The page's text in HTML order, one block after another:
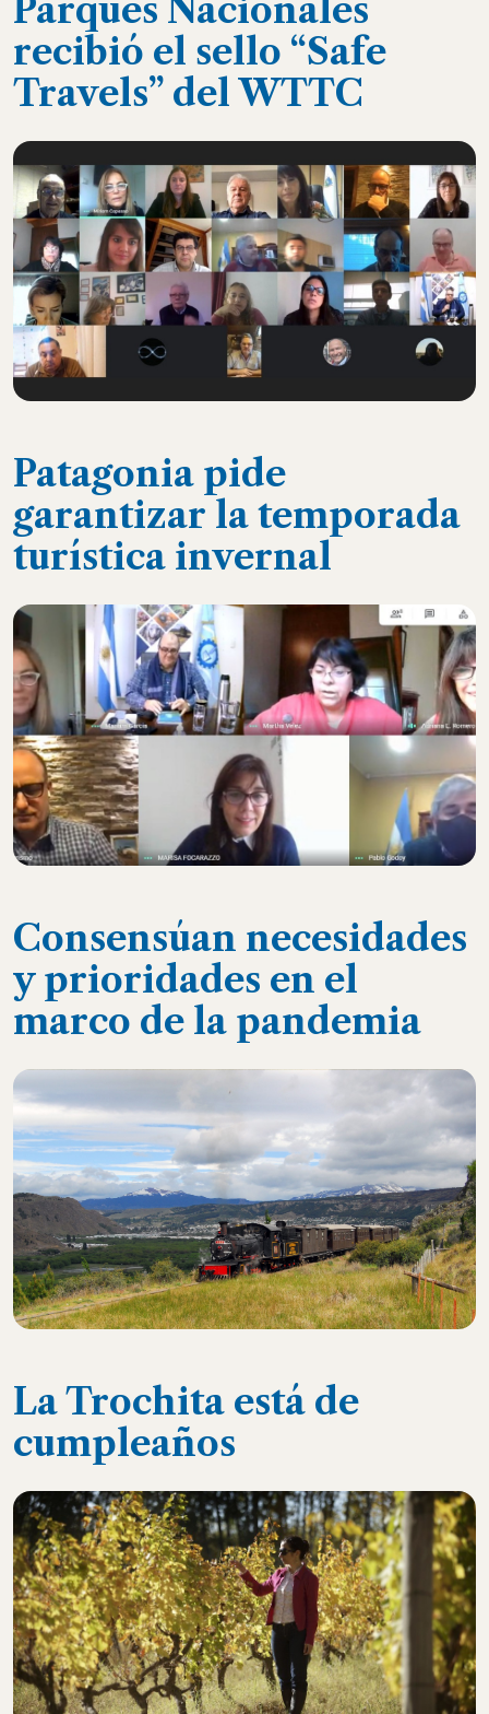
Parques Nacionales
recibió el sello “Safe
Travels” del WTTC
Patagonia pide
garantizar la temporada
turística invernal
Consensúan necesidades
y prioridades en el
marco de la pandemia
La Trochita está de
cumpleaños